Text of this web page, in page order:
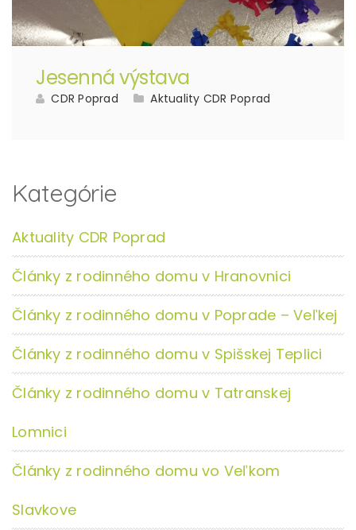
Jesenná výstava
CDR Poprad Aktuality CDR Poprad
Kategórie
Aktuality CDR Poprad
Články z rodinného domu v Hranovnici
Články z rodinného domu v Poprade – Veľkej
Články z rodinného domu v Spišskej Teplici
Články z rodinného domu v Tatranskej
Lomnici
Články z rodinného domu vo Veľkom
Slavkove